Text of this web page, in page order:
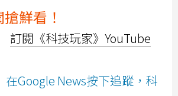
鮮看！
訂閱《科技玩家》YouTube
在Google News按下追蹤，科